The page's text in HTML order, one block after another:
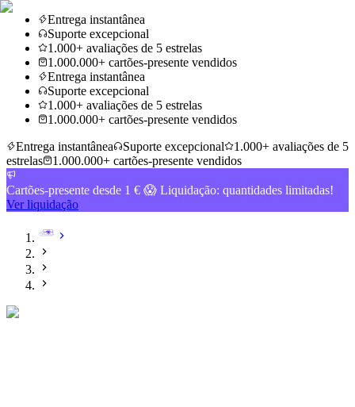
Entrega instantânea
Suporte excepcional
1.000+ avaliações de 5 estrelas
1.000.000+ cartões-presente vendidos
Entrega instantânea
Suporte excepcional
1.000+ avaliações de 5 estrelas
1.000.000+ cartões-presente vendidos
Entrega instantânea
Suporte excepcional
1.000+ avaliações de 5
estrelas
1.000.000+ cartões-presente vendidos
Cartões-presente desde 1 € 😱 Liquidação: quantidades limitadas!
Ver liquidação